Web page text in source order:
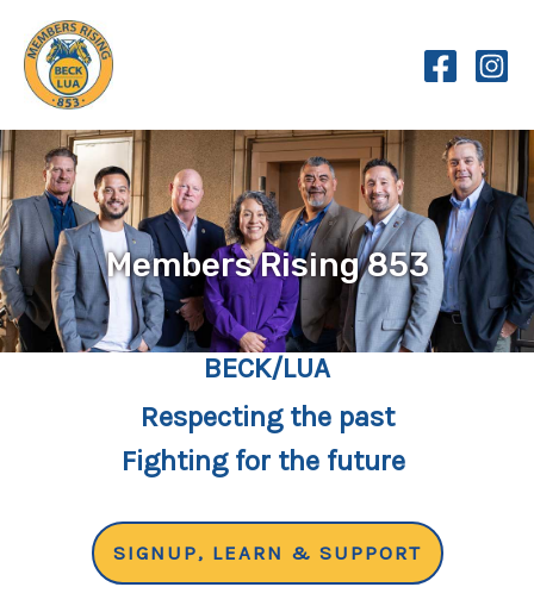
content
Members Rising 853
BECK/LUA
Respecting the past
Fighting for the future
SIGNUP, LEARN & SUPPORT